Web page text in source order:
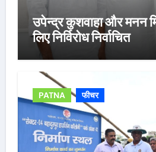
उपेन्द्र कुशवाहा और मनन
लिए निर्विरोध निर्वाचित
PATNA फीचर